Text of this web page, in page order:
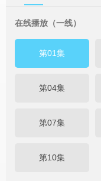
在线播放（一线）
第01集
第04集
第07集
第10集